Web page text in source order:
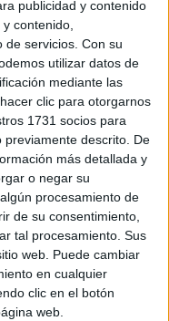
publicidad y contenido
contenido,
de servicios. Con su
utilizar datos de
mediante las
clic para otorgarnos
1731 socios para
descrito. De
más detallada y
o negar su
procesamiento de
de su consentimiento,
tal procesamiento. Sus
web. Puede cambiar
en cualquier
clic en el botón
web.
en el‘Murube’.No
encuentra a 11 de la
que el equipollevaba 9
Romero,ha
y ha
victoria.
la realidad de los
con este nivel pero
de este
mitad lo
penaliza otra acción.